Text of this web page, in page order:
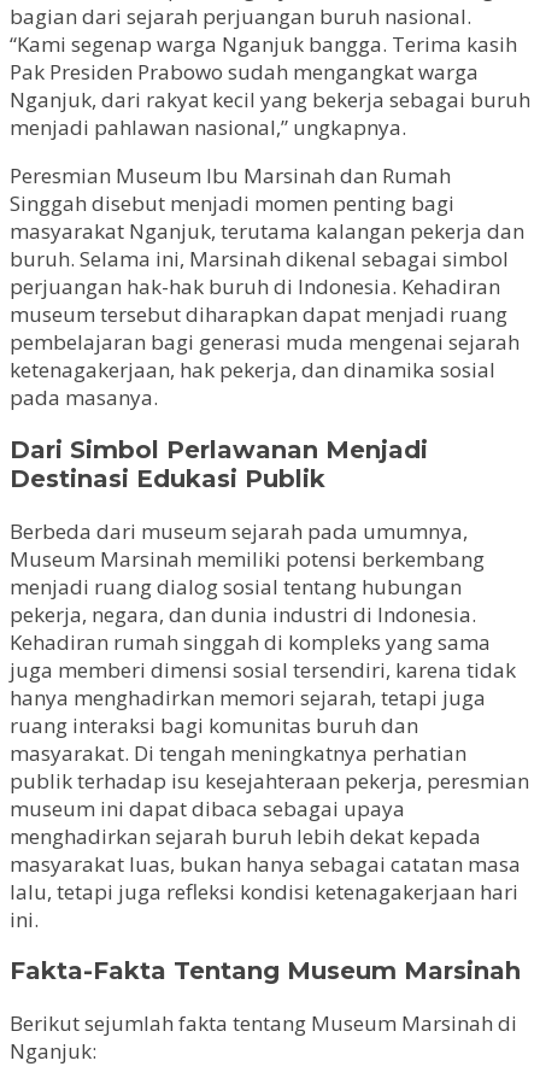
bagian dari sejarah perjuangan buruh nasional.
“Kami segenap warga Nganjuk bangga. Terima kasih
Pak Presiden Prabowo sudah mengangkat warga
Nganjuk, dari rakyat kecil yang bekerja sebagai buruh
menjadi pahlawan nasional,” ungkapnya.
Peresmian Museum Ibu Marsinah dan Rumah
Singgah disebut menjadi momen penting bagi
masyarakat Nganjuk, terutama kalangan pekerja dan
buruh. Selama ini, Marsinah dikenal sebagai simbol
perjuangan hak-hak buruh di Indonesia. Kehadiran
museum tersebut diharapkan dapat menjadi ruang
pembelajaran bagi generasi muda mengenai sejarah
ketenagakerjaan, hak pekerja, dan dinamika sosial
pada masanya.
Dari Simbol Perlawanan Menjadi
Destinasi Edukasi Publik
Berbeda dari museum sejarah pada umumnya,
Museum Marsinah memiliki potensi berkembang
menjadi ruang dialog sosial tentang hubungan
pekerja, negara, dan dunia industri di Indonesia.
Kehadiran rumah singgah di kompleks yang sama
juga memberi dimensi sosial tersendiri, karena tidak
hanya menghadirkan memori sejarah, tetapi juga
ruang interaksi bagi komunitas buruh dan
masyarakat. Di tengah meningkatnya perhatian
publik terhadap isu kesejahteraan pekerja, peresmian
museum ini dapat dibaca sebagai upaya
menghadirkan sejarah buruh lebih dekat kepada
masyarakat luas, bukan hanya sebagai catatan masa
lalu, tetapi juga refleksi kondisi ketenagakerjaan hari
ini.
Fakta-Fakta Tentang Museum Marsinah
Berikut sejumlah fakta tentang Museum Marsinah di
Nganjuk: